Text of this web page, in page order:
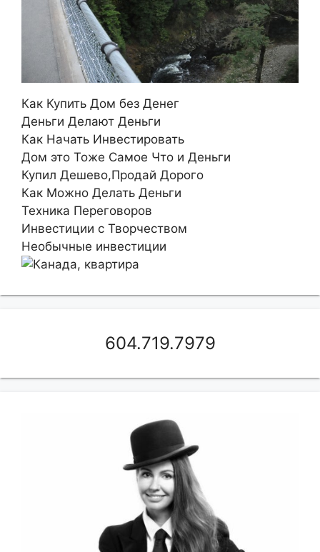
Как Купить Дом без Денег
Деньги Делают Деньги
Как Начать Инвестировать
Дом это Тоже Самое Что и Деньги
Купил Дешево,Продай Дорого
Как Можно Делать Деньги
Техника Переговоров
Инвестиции с Творчеством
Необычные инвестиции
604.719.7979